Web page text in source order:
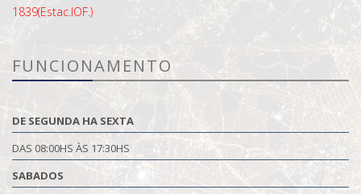
1839(Estac.IOF.)
FUNCIONAMENTO
DE SEGUNDA HA SEXTA
DAS 08:00HS ÀS 17:30HS
SABADOS